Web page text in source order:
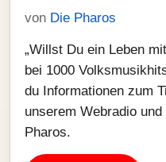
von Die Pharos
„Willst Du ein Leben
bei 1000
du Informationen zum
unserem Webradio
Pharos.